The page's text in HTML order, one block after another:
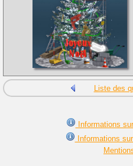
Liste des
Informations
Informations